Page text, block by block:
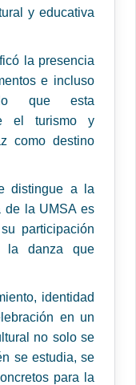
y educativa
la presencia
e incluso
que esta
el turismo y
como destino
distingue a la
de la UMSA es
participación
la danza que
identidad
en un
no solo se
se estudia, se
para la